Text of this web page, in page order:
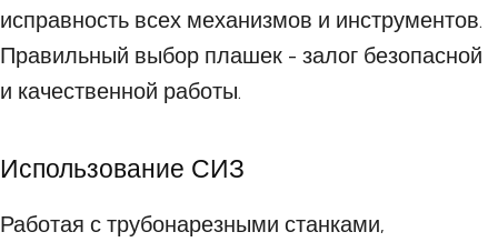
исправность всех механизмов и инструментов.
Правильный выбор плашек - залог безопасной
и качественной работы.
Использование СИЗ
Работая с трубонарезными станками,